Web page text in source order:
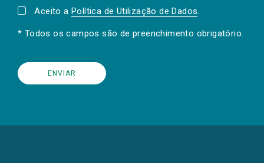
Aceito a Política de Utilização de Dados.
* Todos os campos são de preenchimento obrigatório.